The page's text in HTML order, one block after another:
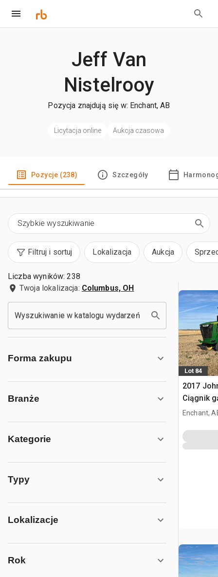
Jeff Van
Nistelrooy
Pozycja znajdują się w: Enchant, AB
Licytacja online Aukcja czasowa
Pozycje (238) Szczegóły
Filtruj i sortuj Lokalizacja Aukcja
Liczba wyników: 238
Twoja lokalizacja: Columbus, OH
Wyszukiwanie w katalogu wydarzeń
Forma zakupu
Branże
Kategorie
Typy
Lokalizacje
Rok
Lot 84
2017
Ciągnik
Enchant,